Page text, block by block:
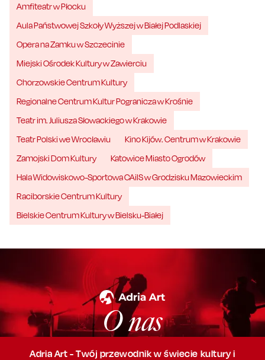
Amfiteatr w Płocku
Aula Państwowej Szkoły Wyższej w Białej Podlaskiej
Opera na Zamku w Szczecinie
Miejski Ośrodek Kultury w Zawierciu
Chorzowskie Centrum Kultury
Regionalne Centrum Kultur Pogranicza w Krośnie
Teatr im. Juliusza Słowackiego w Krakowie
Teatr Polski we Wrocławiu
Kino Kijów. Centrum w Krakowie
Zamojski Dom Kultury
Katowice Miasto Ogrodów
Hala Widowiskowo-Sportowa CAiIS w Grodzisku Mazowieckim
Raciborskie Centrum Kultury
Bielskie Centrum Kultury w Bielsku-Białej
O nas
Adria Art - Twój przewodnik w świecie kultury i